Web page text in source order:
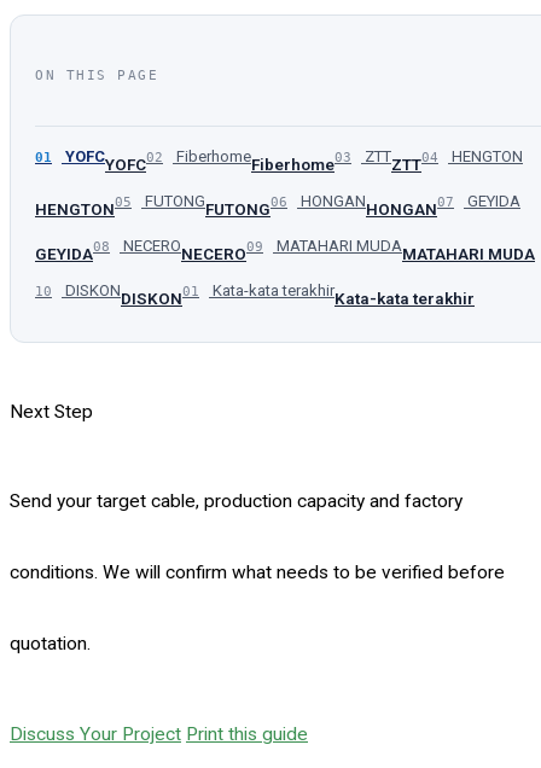
ON THIS PAGE
01 YOFCYOFC02 FiberhomeFiberhome03 ZTTZTT04 HENGTON
HENGTON05 FUTONGFUTONG06 HONGANHONGAN07 GEYIDA
GEYIDA08 NECERONECERO09 MATAHARI MUDAMATAHARI MUDA
10 DISKONDISKON01 Kata-kata terakhirKata-kata terakhir
Next Step
Send your target cable, production capacity and factory
conditions. We will confirm what needs to be verified before
quotation.
Discuss Your Project Print this guide